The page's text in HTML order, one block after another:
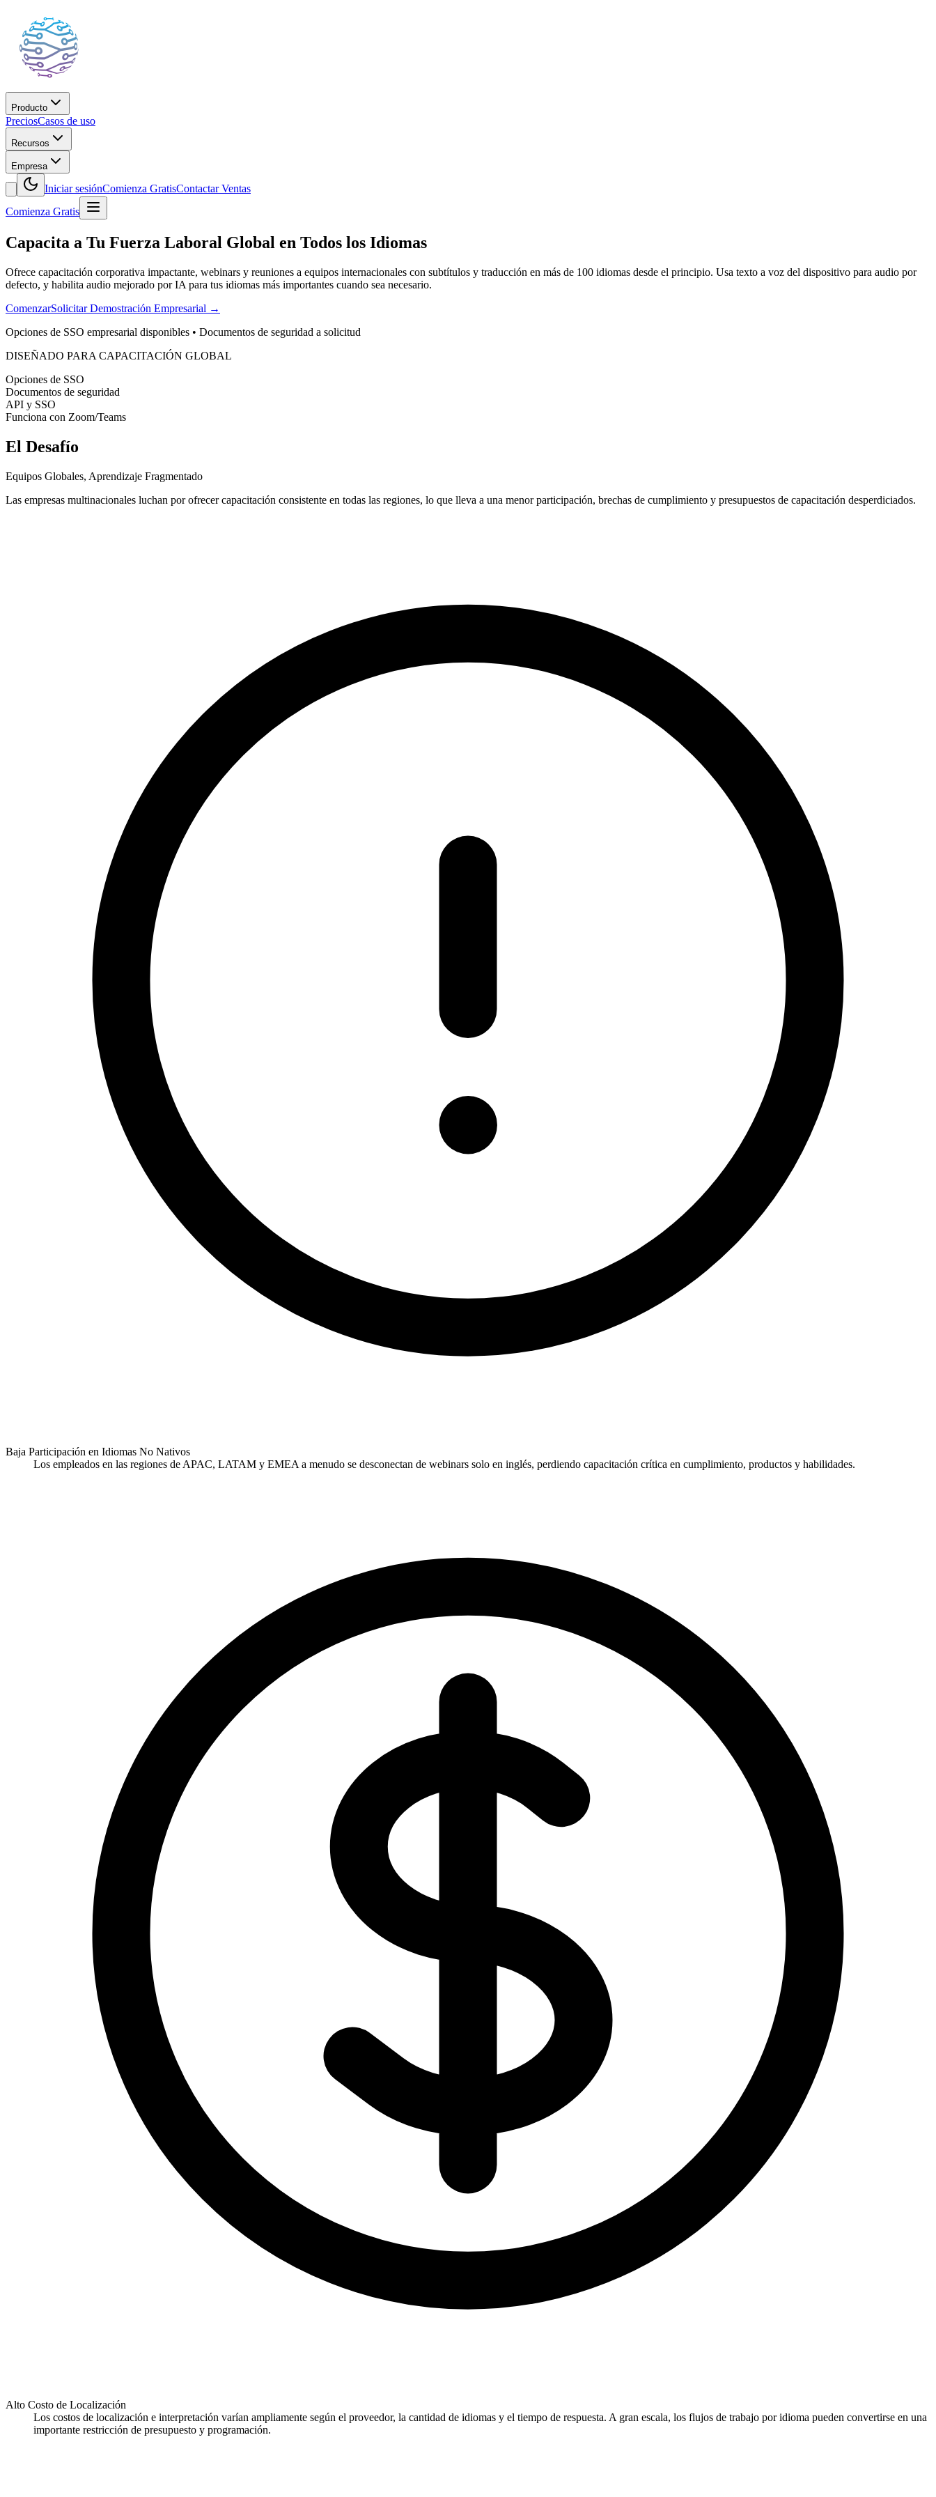
Producto
PreciosCasos de uso
Recursos
Empresa
Iniciar sesiónComienza GratisContactar Ventas
Comienza Gratis
Capacita a Tu Fuerza Laboral Global en Todos los Idiomas
Ofrece capacitación corporativa impactante, webinars y reuniones a equipos internacionales con subtítulos y traducción en más de 100 idiomas desde el principio. Usa texto a voz del dispositivo para audio por
defecto, y habilita audio mejorado por IA para tus idiomas más importantes cuando sea necesario.
ComenzarSolicitar Demostración Empresarial →
Opciones de SSO empresarial disponibles • Documentos de seguridad a solicitud
DISEÑADO PARA CAPACITACIÓN GLOBAL
Opciones de SSO
Documentos de seguridad
API y SSO
Funciona con Zoom/Teams
El Desafío
Equipos Globales, Aprendizaje Fragmentado
Las empresas multinacionales luchan por ofrecer capacitación consistente en todas las regiones, lo que lleva a una menor participación, brechas de cumplimiento y presupuestos de capacitación desperdiciados.
Baja Participación en Idiomas No Nativos
Los empleados en las regiones de APAC, LATAM y EMEA a menudo se desconectan de webinars solo en inglés, perdiendo capacitación crítica en cumplimiento, productos y habilidades.
Alto Costo de Localización
Los costos de localización e interpretación varían ampliamente según el proveedor, la cantidad de idiomas y el tiempo de respuesta. A gran escala, los flujos de trabajo por idioma pueden convertirse en una
importante restricción de presupuesto y programación.